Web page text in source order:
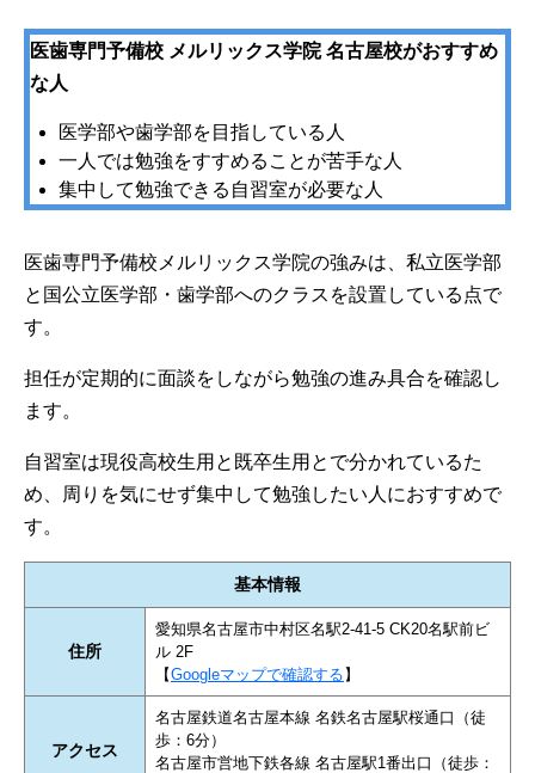
医歯専門予備校 メルリックス学院 名古屋校がおすすめ
な人
医学部や歯学部を目指している人
一人では勉強をすすめることが苦手な人
集中して勉強できる自習室が必要な人
医歯専門予備校メルリックス学院の強みは、私立医学部
と国公立医学部・歯学部へのクラスを設置している点で
す。
担任が定期的に面談をしながら勉強の進み具合を確認し
ます。
自習室は現役高校生用と既卒生用とで分かれているた
め、周りを気にせず集中して勉強したい人におすすめで
す。
基本情報
住所
愛知県名古屋市中村区名駅2-41-5 CK20名駅前ビ
ル 2F
【Googleマップで確認する 】
アクセス
名古屋鉄道名古屋本線 名鉄名古屋駅桜通口（徒
歩：6分）
名古屋市営地下鉄各線 名古屋駅1番出口（徒歩：